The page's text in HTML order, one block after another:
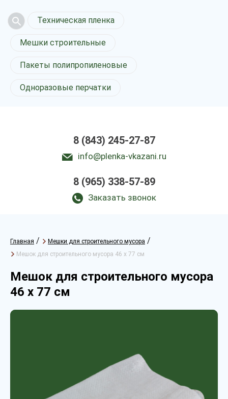
Техническая пленка
Мешки строительные
Пакеты полипропиленовые
Одноразовые перчатки
8 (843) 245-27-87
info@plenka-vkazani.ru
8 (965) 338-57-89
Заказать звонок
Главная / Мешки для строительного мусора /
Мешок для строительного мусора 46 х 77 см
Мешок для строительного мусора
46 х 77 см